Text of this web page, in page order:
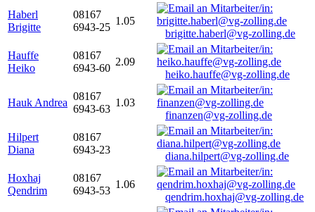
Haberl
Brigitte
08167
6943-25
1.05
brigitte.haberl@vg-zolling.de
Hauffe
Heiko
08167
6943-60
2.09
heiko.hauffe@vg-zolling.de
Hauk Andrea
08167
6943-63
1.03
finanzen@vg-zolling.de
Hilpert
Diana
08167
6943-23
diana.hilpert@vg-zolling.de
Hoxhaj
Qendrim
08167
6943-53
1.06
qendrim.hoxhaj@vg-zolling.de